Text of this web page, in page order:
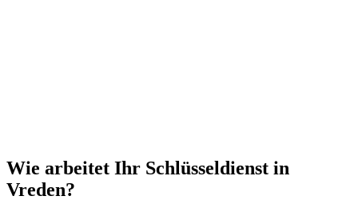
Wie arbeitet Ihr Schlüsseldienst in
Vreden?